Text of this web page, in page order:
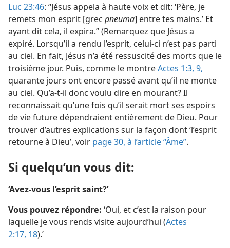
Luc 23:46: “Jésus appela à haute voix et dit: ‘Père, je
remets mon esprit [grec pneuma] entre tes mains.’ Et
ayant dit cela, il expira.” (Remarquez que Jésus a
expiré. Lorsqu’il a rendu l’esprit, celui-ci n’est pas parti
au ciel. En fait, Jésus n’a été ressuscité des morts que le
troisième jour. Puis, comme le montreActes 1:3, 9,
quarante jours ont encore passé avant qu’il ne monte
au ciel. Qu’a-​t-​il donc voulu dire en mourant? Il
reconnaissait qu’une fois qu’il serait mort ses espoirs
de vie future dépendraient entièrement de Dieu. Pour
trouver d’autres explications sur la façon dont ‘l’esprit
retourne à Dieu’, voir page 30, à l’article “Âme”.
Si quelqu’un vous dit:
‘Avez-​vous l’esprit saint?’
Vous pouvez répondre: ‘Oui, et c’est la raison pour
laquelle je vous rends visite aujourd’hui (Actes
2:17, 18).’